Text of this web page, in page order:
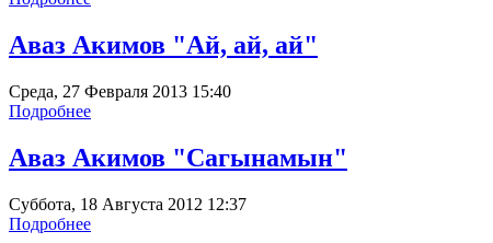
Аваз Акимов "Ай, ай, ай"
Среда, 27 Февраля 2013 15:40
Подробнее
Аваз Акимов "Сагынамын"
Суббота, 18 Августа 2012 12:37
Подробнее